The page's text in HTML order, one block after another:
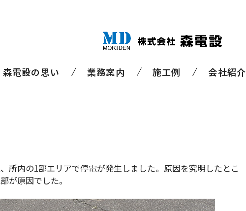
森電設の思い 業務案内 施工例 会社紹介
所内の1部エリアで停電が発生しました。原因を究明したとこ
が原因でした。